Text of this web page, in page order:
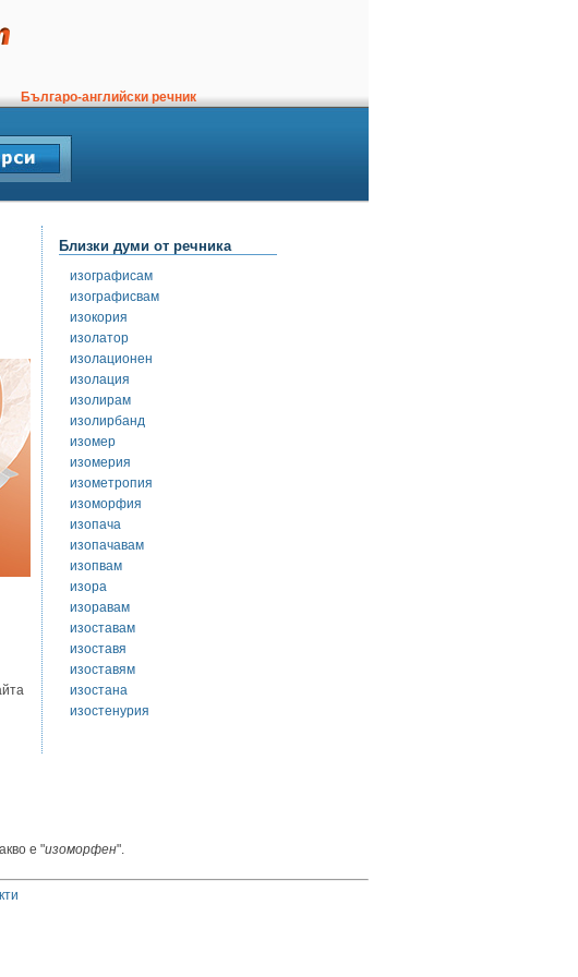
Българо-английски речник
Близки думи от речника
изографисам
изографисвам
изокория
изолатор
изолационен
изолация
изолирам
изолирбанд
изомер
изомерия
изометропия
изоморфия
изопача
изопачавам
изопвам
изора
изоравам
изоставам
изоставя
изоставям
изостана
изостенурия
е "изоморфен".